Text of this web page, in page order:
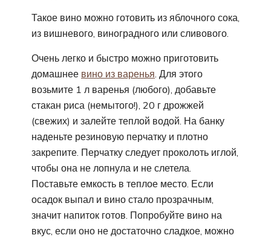
Такое вино можно готовить из яблочного сока,
из вишневого, виноградного или сливового.
Очень легко и быстро можно приготовить
домашнее вино из варенья. Для этого
возьмите 1 л варенья (любого), добавьте
стакан риса (немытого!), 20 г дрожжей
(свежих) и залейте теплой водой. На банку
наденьте резиновую перчатку и плотно
закрепите. Перчатку следует проколоть иглой,
чтобы она не лопнула и не слетела.
Поставьте емкость в теплое место. Если
осадок выпал и вино стало прозрачным,
значит напиток готов. Попробуйте вино на
вкус, если оно не достаточно сладкое, можно